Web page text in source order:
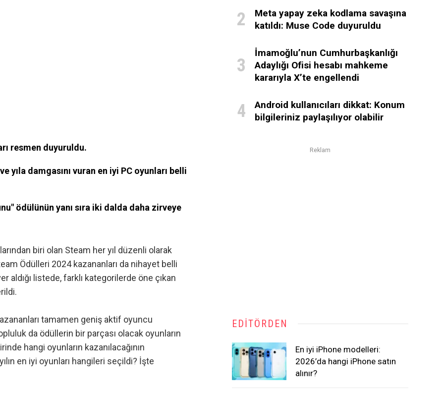
resmen duyuruldu.
yıla damgasını vuran en iyi PC oyunları belli
ödülünün yanı sıra iki dalda daha zirveye
biri olan Steam her yıl düzenli olarak
Ödülleri 2024 kazananları da nihayet belli
aldığı listede, farklı kategorilerde öne çıkan
tamamen geniş aktif oyuncu
da ödüllerin bir parçası olacak oyunların
hangi oyunların kazanılacağının
en iyi oyunları hangileri seçildi? İşte
Meta yapay zeka kodlama savaşına
katıldı: Muse Code duyuruldu
İmamoğlu’nun Cumhurbaşkanlığı
Adaylığı Ofisi hesabı mahkeme
kararıyla X’te engellendi
Android kullanıcıları dikkat: Konum
bilgileriniz paylaşılıyor olabilir
Reklam
EDITÖRDEN
En iyi iPhone modelleri:
2026’da hangi iPhone satın
alınır?